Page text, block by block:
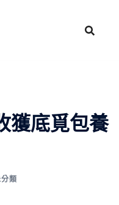
獲底覓包養
類